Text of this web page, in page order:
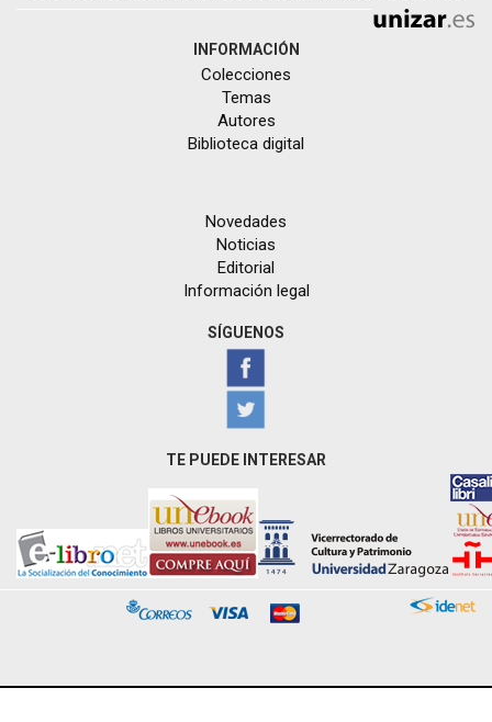
INFORMACIÓN
Colecciones
Temas
Autores
Biblioteca digital
Novedades
Noticias
Editorial
Información legal
SÍGUENOS
TE PUEDE INTERESAR